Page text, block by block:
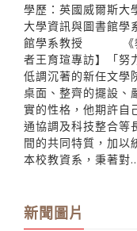
學歷：英國威爾斯大
大學資訊與圖書館
館學系教授 《教
者王育瑄專訪】「努
低調沉著的新任文學
桌面、整齊的擺設、
實的性格，他期許自
通協調及科技整合等
間的共同特質，加以
本校教資系，秉著對
新聞圖片